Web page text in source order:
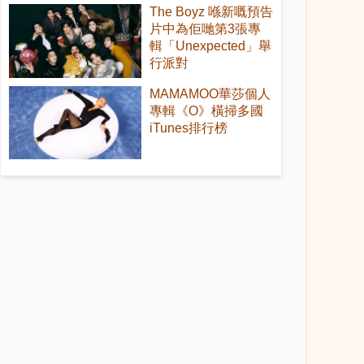
The Boyz 喺新嘅預告
片中為佢哋第3張專
輯「Unexpected」舉
行派對
MAMAMOO華莎個人
專輯《O》橫掃多國
iTunes排行榜